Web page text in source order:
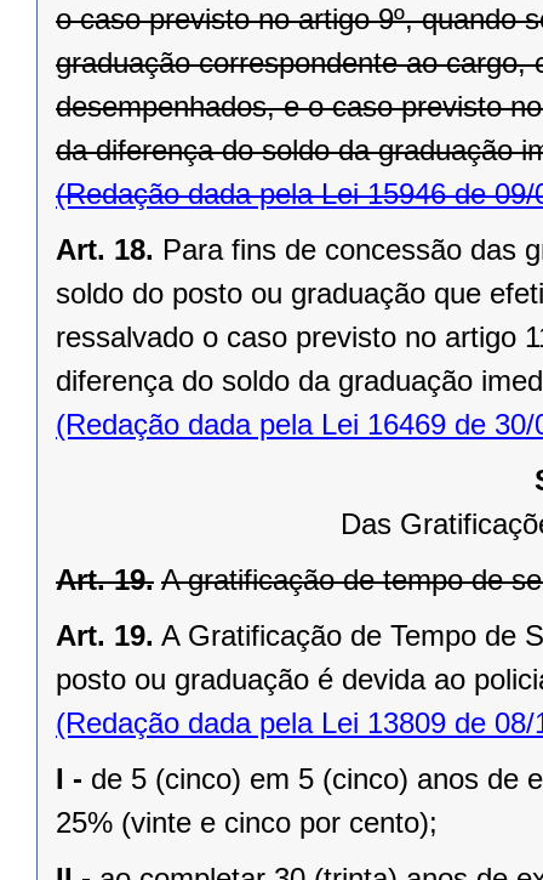
o caso previsto no artigo 9º, quando
graduação correspondente ao
desempenhados, e o caso previsto
da diferença do soldo da graduação
(Redação dada pela Lei 15946 de 09/
Art. 18. Para fins de concessão das
soldo do posto ou graduação que
ressalvado o caso previsto no artigo
diferença do soldo da graduação
(Redação dada pela Lei 16469 de 30/
Das
Art. 19. A gratificação de tempo de
Art. 19. A Gratificação de Tempo de
posto ou graduação é devida ao
(Redação dada pela Lei 13809 de 08/
I - de 5 (cinco) em 5 (cinco) anos de
25% (vinte e cinco por cento);